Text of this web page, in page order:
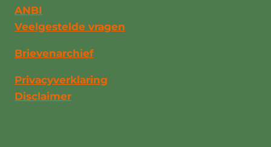
ANBI
Veelgestelde vragen
Brievenarchief
Privacyverklaring
Disclaimer